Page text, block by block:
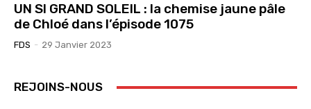
UN SI GRAND SOLEIL : la chemise jaune pâle
de Chloé dans l’épisode 1075
FDS - 29 Janvier 2023
REJOINS-NOUS